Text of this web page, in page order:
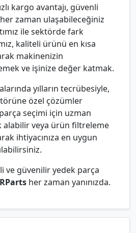
kargo avantajı, güvenli
her zaman ulaşabileceğiniz
ile sektörde fark
kaliteli ürünü en kısa
makinenizin
ve işinize değer katmak.
yılların tecrübesiyle,
özel çözümler
seçimi için uzman
alabilir veya ürün filtreleme
ihtiyacınıza en uygun
ve güvenilir yedek parça
her zaman yanınızda.